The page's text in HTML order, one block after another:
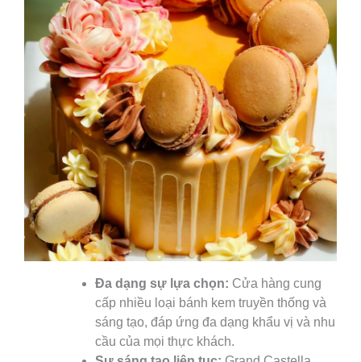
Đa dạng sự lựa chọn: Cửa hàng cung
cấp nhiều loại bánh kem truyền thống và
sáng tạo, đáp ứng đa dạng khẩu vị và nhu
cầu của mọi thực khách.